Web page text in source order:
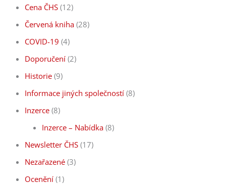
Cena ČHS (12)
Červená kniha (28)
COVID-19 (4)
Doporučení (2)
Historie (9)
Informace jiných společností (8)
Inzerce (8)
Inzerce – Nabídka (8)
Newsletter ČHS (17)
Nezařazené (3)
Ocenění (1)